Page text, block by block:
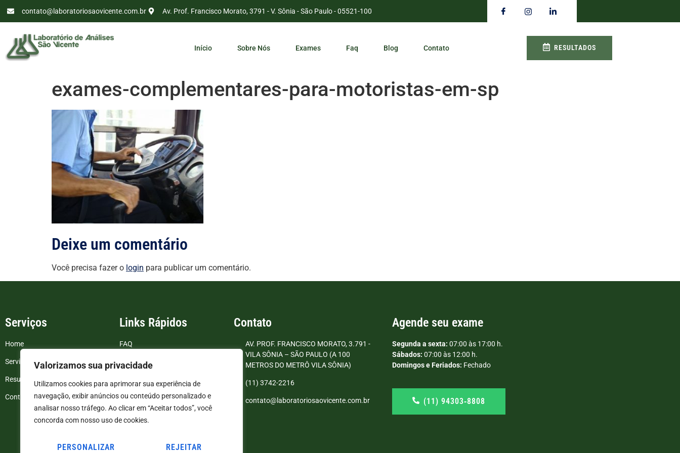
Valorizamos sua privacidade
Utilizamos cookies para aprimorar sua experiência de
navegação, exibir anúncios ou conteúdo personalizado e
analisar nosso tráfego. Ao clicar em “Aceitar todos”, você
concorda com nosso uso de cookies.
PERSONALIZAR REJEITAR
contato@laboratoriosaovicente.com.br Av. Prof. Francisco Morato, 3791 - V. Sônia - São Paulo - 05521-100
Início Sobre Nós Exames Faq Blog Contato RESULTADOS
exames-complementares-para-motoristas-em-sp
Deixe um comentário
Você precisa fazer o login para publicar um comentário.
Serviços
Home
Serviços
Resultados de exames
Contato
Links Rápidos
FAQ
Blog
Politica de Privacidade
Termos e Condições
Contato
AV. PROF. FRANCISCO MORATO, 3.791 -
VILA SÔNIA – SÃO PAULO (A 100
METROS DO METRÔ VILA SÔNIA)
(11) 3742-2216
contato@laboratoriosaovicente.com.br
Agende seu exame
Segunda a sexta: 07:00 às 17:00 h.
Sábados: 07:00 às 12:00 h.
Domingos e Feriados: Fechado
(11) 94303‑8808